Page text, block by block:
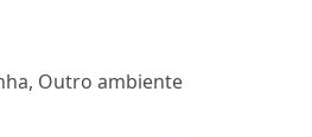
Outro ambiente